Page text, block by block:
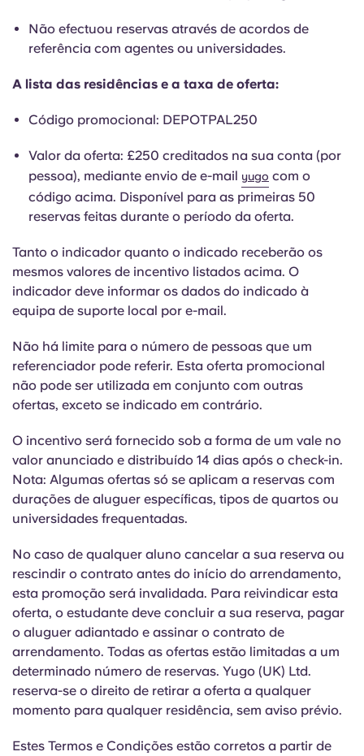
Não efectuou reservas através de acordos de
referência com agentes ou universidades.
A lista das residências e a taxa de oferta:
Código promocional: DEPOTPAL250
Valor da oferta: £250 creditados na sua conta (por
pessoa), mediante envio de e-mail yugo com o
código acima. Disponível para as primeiras 50
reservas feitas durante o período da oferta.
Tanto o indicador quanto o indicado receberão os
mesmos valores de incentivo listados acima. O
indicador deve informar os dados do indicado à
equipa de suporte local por e-mail.
Não há limite para o número de pessoas que um
referenciador pode referir. Esta oferta promocional
não pode ser utilizada em conjunto com outras
ofertas, exceto se indicado em contrário.
O incentivo será fornecido sob a forma de um vale no
valor anunciado e distribuído 14 dias após o check-in.
Nota: Algumas ofertas só se aplicam a reservas com
durações de aluguer específicas, tipos de quartos ou
universidades frequentadas.
No caso de qualquer aluno cancelar a sua reserva ou
rescindir o contrato antes do início do arrendamento,
esta promoção será invalidada. Para reivindicar esta
oferta, o estudante deve concluir a sua reserva, pagar
o aluguer adiantado e assinar o contrato de
arrendamento. Todas as ofertas estão limitadas a um
determinado número de reservas. Yugo (UK) Ltd.
reserva-se o direito de retirar a oferta a qualquer
momento para qualquer residência, sem aviso prévio.
Estes Termos e Condições estão corretos a partir de